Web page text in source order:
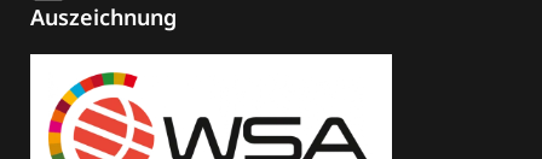
Auszeichnung